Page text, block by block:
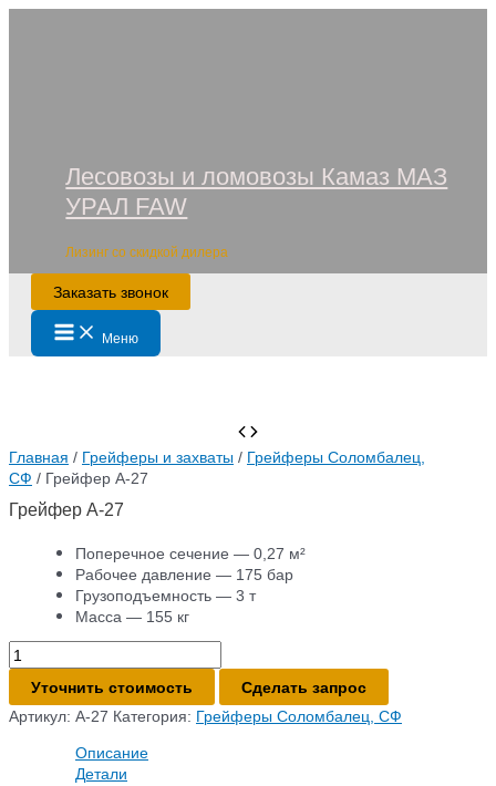
Лесовозы и ломовозы Камаз МАЗ
УРАЛ FAW
Лизинг со скидкой дилера
Заказать звонок
Main
Menu Меню
Главная / Грейферы и захваты / Грейферы Соломбалец,
СФ / Грейфер А-27
Грейфер А-27
Поперечное сечение — 0,27 м²
Рабочее давление — 175 бар
Грузоподъемность — 3 т
Масса — 155 кг
Количество
товара
Грейфер
А-27
Уточнить стоимость
Сделать запрос
Артикул: А-27 Категория: Грейферы Соломбалец, СФ
Описание
Детали